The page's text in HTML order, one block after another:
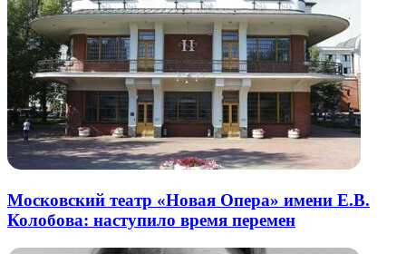
Московский театр «Новая Опера» имени Е.В.
Колобова: наступило время перемен